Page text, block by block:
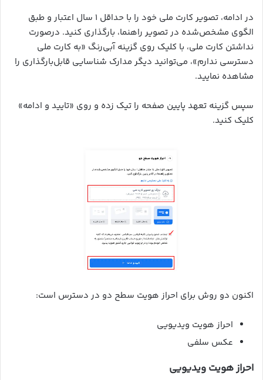
در ادامه، تصویر کارت ملی خود را با حداقل ۱ سال اعتبار و طبق
الگوی مشخص‌شده در تصویر راهنما، بارگذاری کنید. درصورت
نداشتن کارت ملی، با کلیک روی گزینه آبی‌رنگ «به کارت ملی
دسترسی ندارم»، می‌توانید دیگر مدارک شناسایی قابل‌بارگذاری را
مشاهده نمایید.
سپس گزینه تعهد پایین صفحه را تیک زده و روی «تایید و ادامه»
کلیک کنید.
اکنون دو روش برای احراز هویت سطح دو در دسترس است:
احراز هویت ویدیویی
عکس سلفی
احراز هویت ویدیویی